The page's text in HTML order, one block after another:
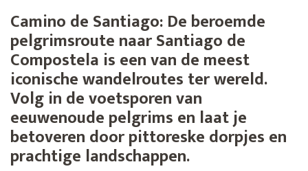
Camino de Santiago: De beroemde
pelgrimsroute naar Santiago de
Compostela is een van de meest
iconische wandelroutes ter wereld.
Volg in de voetsporen van
eeuwenoude pelgrims en laat je
betoveren door pittoreske dorpjes en
prachtige landschappen.